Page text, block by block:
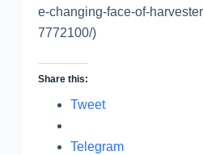
e-changing-face-of-
7772100/)
Share this:
Tweet
Telegram